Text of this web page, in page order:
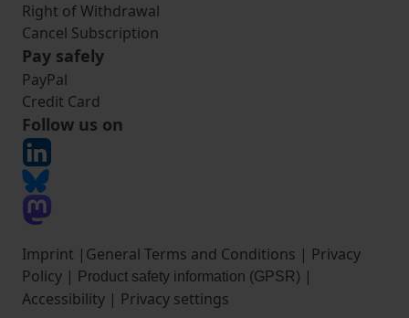
Right of Withdrawal
Cancel Subscription
Pay safely
PayPal
Credit Card
Follow us on
Imprint | General Terms and Conditions | Privacy
Policy | Product safety information (GPSR) |
Accessibility | Privacy settings